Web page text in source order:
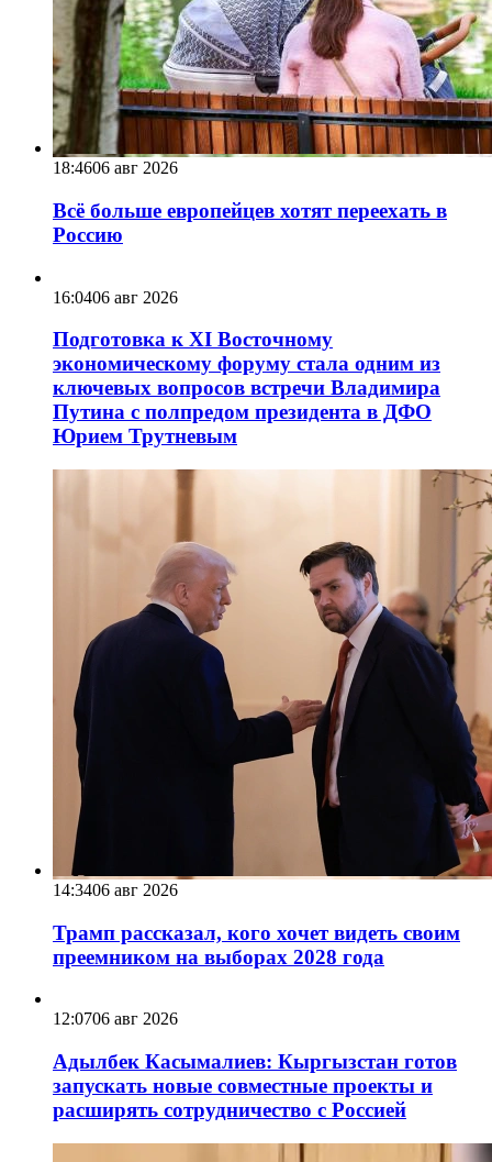
18:4606 авг 2026
Всё больше европейцев хотят переехать в
Россию
16:0406 авг 2026
Подготовка к XI Восточному
экономическому форуму стала одним из
ключевых вопросов встречи Владимира
Путина с полпредом президента в ДФО
Юрием Трутневым
14:3406 авг 2026
Трамп рассказал, кого хочет видеть своим
преемником на выборах 2028 года
12:0706 авг 2026
Адылбек Касымалиев: Кыргызстан готов
запускать новые совместные проекты и
расширять сотрудничество с Россией